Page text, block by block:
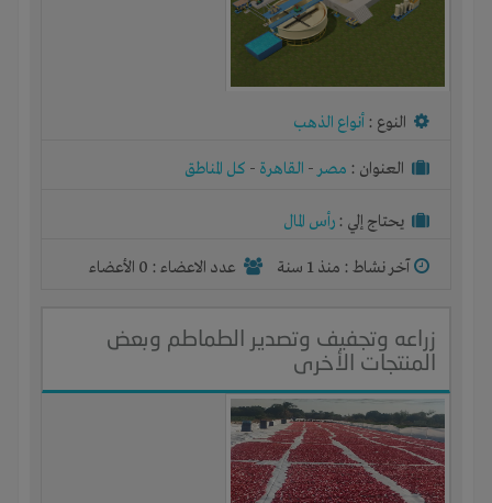
النوع : أنواع الذهب
العنوان : مصر- القاهرة - كل المناطق
يحتاج إلي : رأس المال
آخر نشاط : منذ 1 سنة عدد الاعضاء : 0 الأعضاء
زراعه وتجفيف وتصدير الطماطم وبعض
المنتجات الأخرى